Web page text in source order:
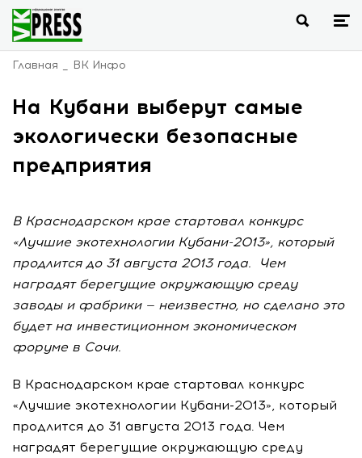
Главная ВК Инфо
На Кубани выберут самые
экологически безопасные
предприятия
В Краснодарском крае стартовал конкурс
«Лучшие экотехнологии Кубани-2013», который
продлится до 31 августа 2013 года. Чем
наградят берегущие окружающую среду
заводы и фабрики — неизвестно, но сделано это
будет на инвестиционном экономическом
форуме в Сочи.
В Краснодарском крае стартовал конкурс
«Лучшие экотехнологии Кубани-2013», который
продлится до 31 августа 2013 года. Чем
наградят берегущие окружающую среду